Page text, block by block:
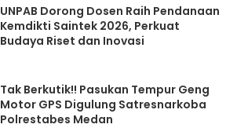
UNPAB Dorong Dosen Raih Pendanaan
Kemdikti Saintek 2026, Perkuat
Budaya Riset dan Inovasi
Tak Berkutik!! Pasukan Tempur Geng
Motor GPS Digulung Satresnarkoba
Polrestabes Medan